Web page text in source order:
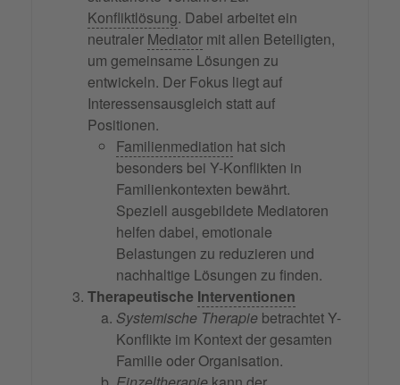
Konfliktlösung. Dabei arbeitet ein
neutraler Mediator mit allen Beteiligten,
um gemeinsame Lösungen zu
entwickeln. Der Fokus liegt auf
Interessensausgleich statt auf
Positionen.
Familienmediation hat sich
besonders bei Y-Konflikten in
Familienkontexten bewährt.
Speziell ausgebildete Mediatoren
helfen dabei, emotionale
Belastungen zu reduzieren und
nachhaltige Lösungen zu finden.
Therapeutische Interventionen
Systemische Therapie betrachtet Y-
Konflikte im Kontext der gesamten
Familie oder Organisation.